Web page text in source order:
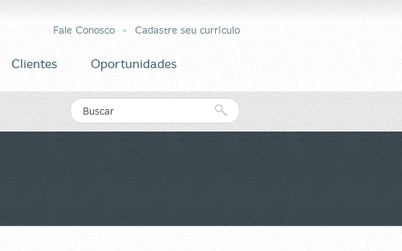
Fale Conosco Cadastre seu currículo
Clientes Oportunidades